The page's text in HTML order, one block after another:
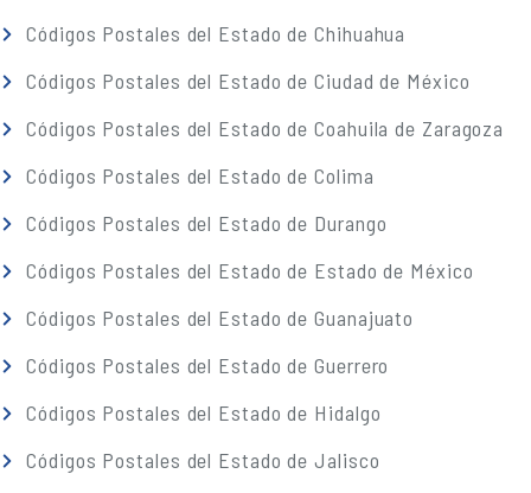
Códigos Postales del Estado de Chihuahua
Códigos Postales del Estado de Ciudad de México
Códigos Postales del Estado de Coahuila de Zaragoza
Códigos Postales del Estado de Colima
Códigos Postales del Estado de Durango
Códigos Postales del Estado de Estado de México
Códigos Postales del Estado de Guanajuato
Códigos Postales del Estado de Guerrero
Códigos Postales del Estado de Hidalgo
Códigos Postales del Estado de Jalisco